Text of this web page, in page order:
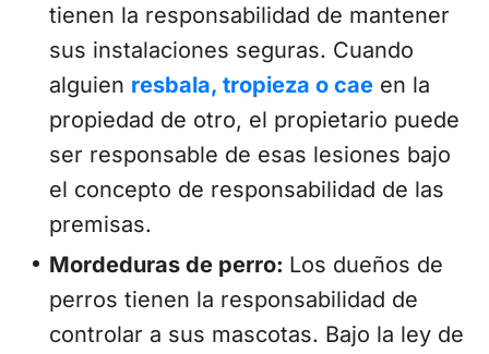
tienen la responsabilidad de mantener
sus instalaciones seguras. Cuando
alguien resbala, tropieza o cae en la
propiedad de otro, el propietario puede
ser responsable de esas lesiones bajo
el concepto de responsabilidad de las
premisas.
Mordeduras de perro: Los dueños de
perros tienen la responsabilidad de
controlar a sus mascotas. Bajo la ley de